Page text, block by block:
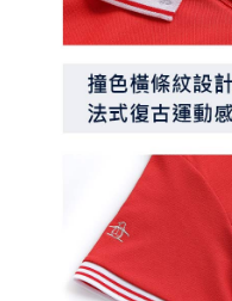
權轉讓予恩沛科技股份有限公司
２．關於個人資料處理事宜，請
３．未成年的使用者請事先徵
「AFTEE先享後付」，若未經
時審查核予不同之上限額度；
請求用戶進行身份認證。
５．嚴禁一人註冊多個帳號或
恩沛科技股份有限公司將有權
付款後7-11取貨
免運費